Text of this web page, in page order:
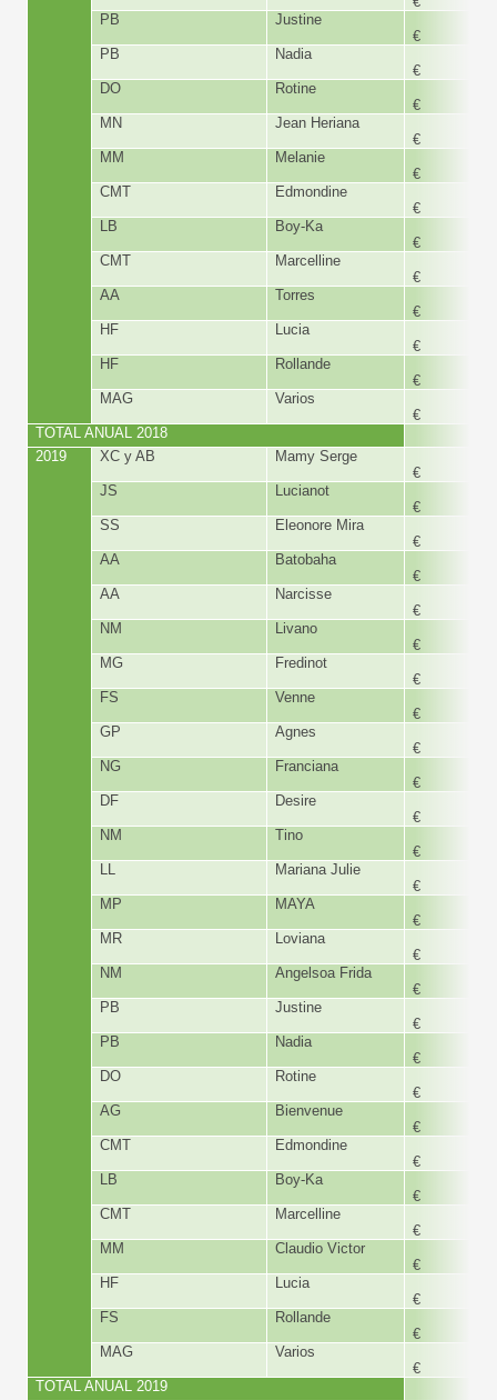
PB
Justine
€
PB
Nadia
€
DO
Rotine
€
MN
Jean Heriana
€
MM
Melanie
€
CMT
Edmondine
€
LB
Boy-Ka
€
CMT
Marcelline
€
AA
Torres
€
HF
Lucia
€
HF
Rollande
€
MAG
Varios
€
TOTAL ANUAL 2018
2019
XC y AB Mamy Serge
€
JS
Lucianot
€
SS
Eleonore Mira
€
AA
Batobaha
€
AA
Narcisse
€
NM
Livano
€
MG
Fredinot
€
FS
Venne
€
GP
Agnes
€
NG
Franciana
€
DF
Desire
€
NM
Tino
€
LL
Mariana Julie
€
MP
MAYA
€
MR
Loviana
€
NM
Angelsoa Frida
€
PB
Justine
€
PB
Nadia
€
DO
Rotine
€
AG
Bienvenue
€
CMT
Edmondine
€
LB
Boy-Ka
€
CMT
Marcelline
€
MM
Claudio Victor
€
HF
Lucia
€
FS
Rollande
€
MAG
Varios
€
TOTAL ANUAL 2019